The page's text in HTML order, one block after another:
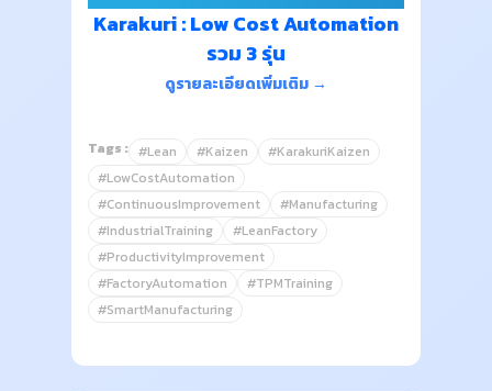
Karakuri : Low Cost Automation
รวม 3 รุ่น
ดูรายละเอียดเพิ่มเติม →
Tags : #Lean #Kaizen
#KarakuriKaizen
#LowCostAutomation
#ContinuousImprovement
#Manufacturing
#IndustrialTraining
#LeanFactory
#ProductivityImprovement
#FactoryAutomation
#TPMTraining
#SmartManufacturing